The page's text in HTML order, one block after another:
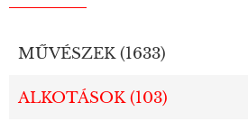
MŰVÉSZEK (1633)
ALKOTÁSOK (103)